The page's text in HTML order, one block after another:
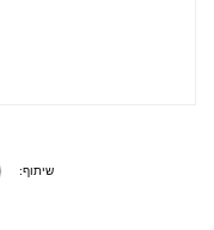
שיתוף: